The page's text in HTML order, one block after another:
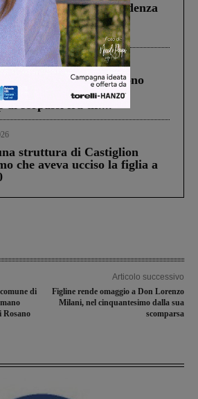
finanziata oltre la scadenza
Fratelli d’Italia: “Un
Governo”
in A1 in cui morirono
Franco. Lo schianto, il
ai sorpassi fra tir....
struttura di Castiglion
che aveva ucciso la figlia a
di
Rosano
Articolo successivo
Figline rende omaggio a Don Lorenzo
Milani, nel cinquantesimo dalla sua
scomparsa